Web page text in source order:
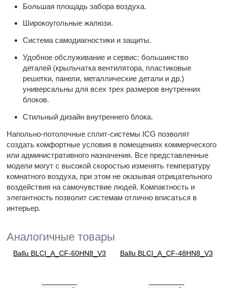
Большая площадь забора воздуха.
Широкоугольные жалюзи.
Система самодиагностики и защиты.
Удобное обслуживание и сервис: большинство
деталей (крыльчатка вентилятора, пластиковые
решетки, панели, металлические детали и др.)
универсальны для всех трех размеров внутренних
блоков.
Стильный дизайн внутреннего блока.
Напольно-потолочные сплит-системы ICG позволят
создать комфортные условия в помещениях коммерческого
или административного назначения. Все представленные
модели могут с высокой скоростью изменять температуру
комнатного воздуха, при этом не оказывая отрицательного
воздействия на самочувствие людей. Компактность и
элегантность позволит системам отлично вписаться в
интерьер.
Аналогичные товары
Ballu BLCI_A_CF-60HN8_V3 Ballu BLCI_A_CF-48HN8_V3